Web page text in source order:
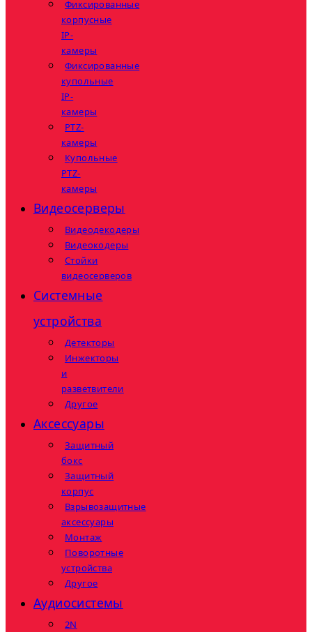
Фиксированные
корпусные
IP-
камеры
Фиксированные
купольные
IP-
камеры
PTZ-
камеры
Купольные
PTZ-
камеры
Видеосерверы
Видеодекодеры
Видеокодеры
Стойки
видеосерверов
Системные
устройства
Детекторы
Инжекторы
и
разветвители
Другое
Аксессуары
Защитный
бокс
Защитный
корпус
Взрывозащитные
аксессуары
Монтаж
Поворотные
устройства
Другое
Аудиосистемы
2N